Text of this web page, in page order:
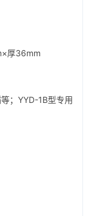
厚36mm
；YYD-1B型专用